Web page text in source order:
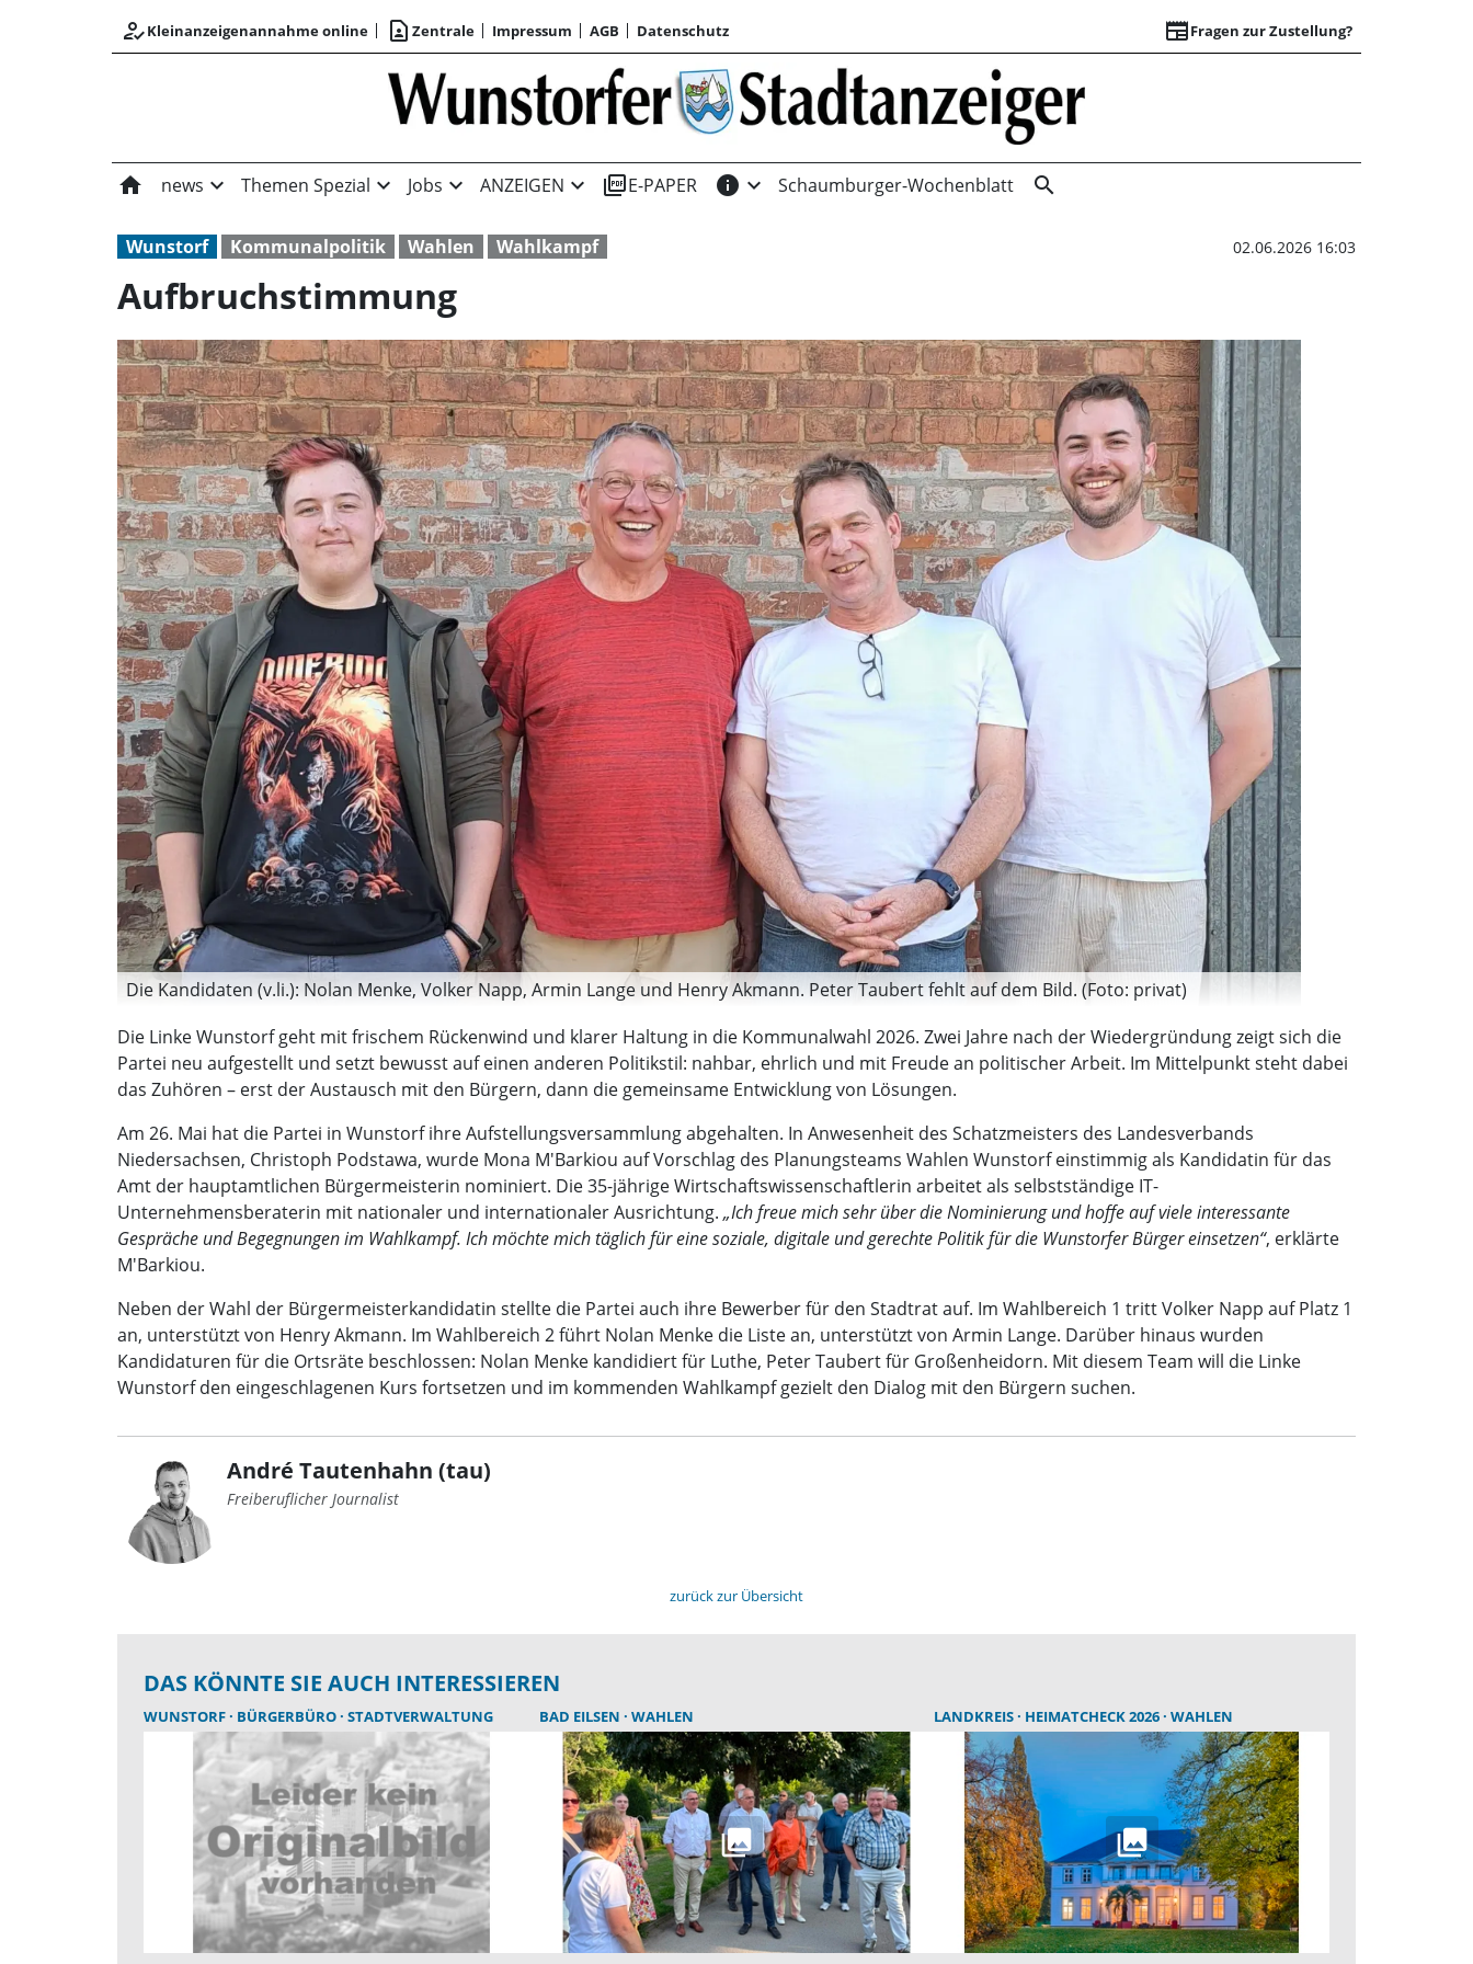
how_to_regKleinanzeigenannahme online contact_page Zentrale Impressum AGB Datenschutz newspaperFragen zur Zustellung?
home news expand_more Themen Spezial expand_more Jobs expand_more ANZEIGEN expand_more picture_as_pdfE-PAPER info expand_more Schaumburger-Wochenblatt search
Wunstorf Kommunalpolitik Wahlen Wahlkampf 02.06.2026 16:03
Aufbruchstimmung
Die Kandidaten (v.li.): Nolan Menke, Volker Napp, Armin Lange und Henry Akmann. Peter Taubert fehlt auf dem Bild. (Foto: privat)
Die Linke Wunstorf geht mit frischem Rückenwind und klarer Haltung in die Kommunalwahl 2026. Zwei Jahre nach der Wiedergründung zeigt sich die
Partei neu aufgestellt und setzt bewusst auf einen anderen Politikstil: nahbar, ehrlich und mit Freude an politischer Arbeit. Im Mittelpunkt steht dabei
das Zuhören – erst der Austausch mit den Bürgern, dann die gemeinsame Entwicklung von Lösungen.
Am 26. Mai hat die Partei in Wunstorf ihre Aufstellungsversammlung abgehalten. In Anwesenheit des Schatzmeisters des Landesverbands
Niedersachsen, Christoph Podstawa, wurde Mona M'Barkiou auf Vorschlag des Planungsteams Wahlen Wunstorf einstimmig als Kandidatin für das
Amt der hauptamtlichen Bürgermeisterin nominiert. Die 35-jährige Wirtschaftswissenschaftlerin arbeitet als selbstständige IT-
Unternehmensberaterin mit nationaler und internationaler Ausrichtung. „Ich freue mich sehr über die Nominierung und hoffe auf viele interessante
Gespräche und Begegnungen im Wahlkampf. Ich möchte mich täglich für eine soziale, digitale und gerechte Politik für die Wunstorfer Bürger einsetzen“, erklärte
M'Barkiou.
Neben der Wahl der Bürgermeisterkandidatin stellte die Partei auch ihre Bewerber für den Stadtrat auf. Im Wahlbereich 1 tritt Volker Napp auf Platz 1
an, unterstützt von Henry Akmann. Im Wahlbereich 2 führt Nolan Menke die Liste an, unterstützt von Armin Lange. Darüber hinaus wurden
Kandidaturen für die Ortsräte beschlossen: Nolan Menke kandidiert für Luthe, Peter Taubert für Großenheidorn. Mit diesem Team will die Linke
Wunstorf den eingeschlagenen Kurs fortsetzen und im kommenden Wahlkampf gezielt den Dialog mit den Bürgern suchen.
André Tautenhahn (tau)
Freiberuflicher Journalist
zurück zur Übersicht
DAS KÖNNTE SIE AUCH INTERESSIEREN
WUNSTORF BÜRGERBÜRO STADTVERWALTUNG BAD EILSEN WAHLEN LANDKREIS HEIMATCHECK 2026 WAHLEN